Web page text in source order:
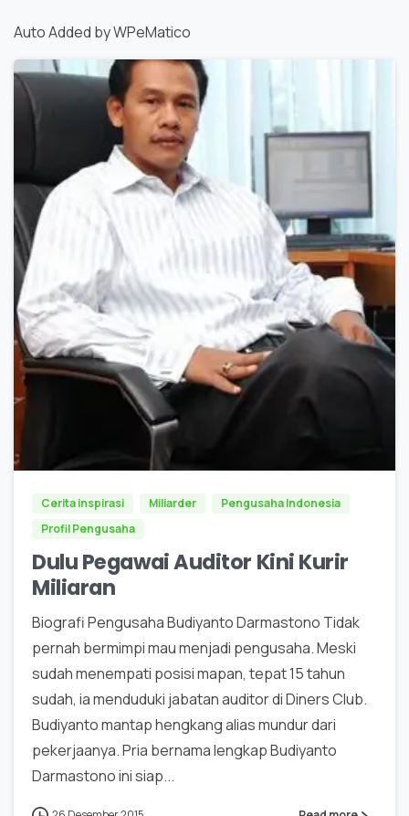
Auto Added by WPeMatico
Cerita inspirasi Miliarder
Pengusaha Indonesia
Profil Pengusaha
Dulu Pegawai Auditor Kini Kurir
Miliaran
Biografi Pengusaha Budiyanto Darmastono Tidak
pernah bermimpi mau menjadi pengusaha. Meski
sudah menempati posisi mapan, tepat 15 tahun
sudah, ia menduduki jabatan auditor di Diners Club.
Budiyanto mantap hengkang alias mundur dari
pekerjaanya. Pria bernama lengkap Budiyanto
Darmastono ini siap...